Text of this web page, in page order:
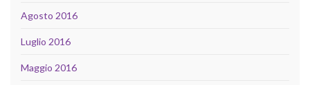
Agosto 2016
Luglio 2016
Maggio 2016